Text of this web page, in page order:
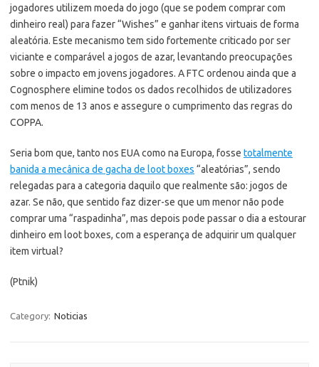
jogadores utilizem moeda do jogo (que se podem comprar com
dinheiro real) para fazer “Wishes” e ganhar itens virtuais de forma
aleatória. Este mecanismo tem sido fortemente criticado por ser
viciante e comparável a jogos de azar, levantando preocupações
sobre o impacto em jovens jogadores. A FTC ordenou ainda que a
Cognosphere elimine todos os dados recolhidos de utilizadores
com menos de 13 anos e assegure o cumprimento das regras do
COPPA.
Seria bom que, tanto nos EUA como na Europa, fosse totalmente
banida a mecânica de gacha de loot boxes “aleatórias”, sendo
relegadas para a categoria daquilo que realmente são: jogos de
azar. Se não, que sentido faz dizer-se que um menor não pode
comprar uma “raspadinha”, mas depois pode passar o dia a estourar
dinheiro em loot boxes, com a esperança de adquirir um qualquer
item virtual?
(Ptnik)
Category: Noticias